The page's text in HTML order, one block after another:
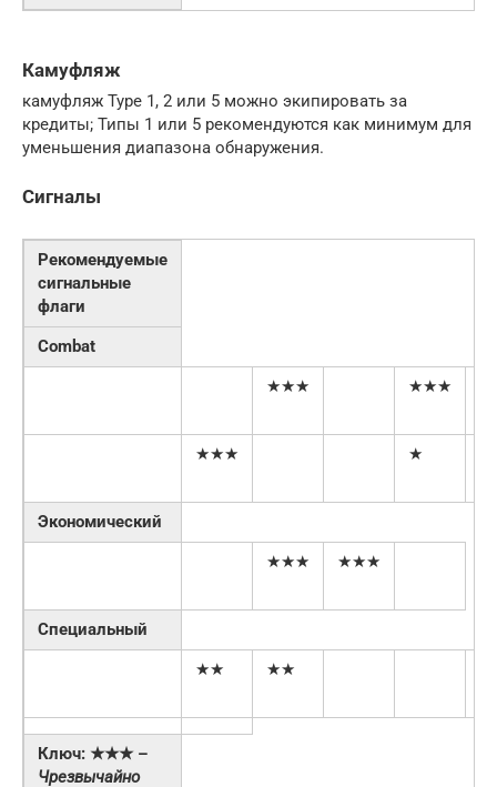
Камуфляж
камуфляж Type 1, 2 или 5 можно экипировать за
кредиты; Типы 1 или 5 рекомендуются как минимум для
уменьшения диапазона обнаружения.
Сигналы
Рекомендуемые
сигнальные
флаги
Combat
★★★
★★★
★★★ ★
Экономический
★★★
★★★
Специальный
★★
★★
Ключ: ★★★ –
Чрезвычайно